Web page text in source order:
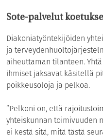
Sote-palvelut
Diakoniatyöntekijöiden
ja
aiheuttaman tilanteen.
ihmiset jaksavat käsitellä
poikkeusoloja ja pelkoa.
”Pelkoni on, että
yhteiskunnan toimivuuden
ei kestä sitä, mitä tästä